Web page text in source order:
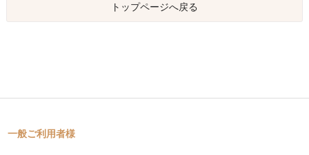
トップページへ戻る
一般ご利用者様